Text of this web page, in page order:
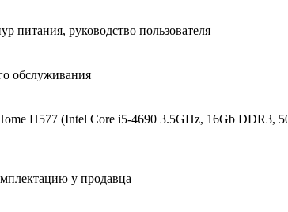
питания, руководство пользователя
обслуживания
H577 (Intel Core i5-4690 3.5GHz, 16Gb DDR3,
у продавца